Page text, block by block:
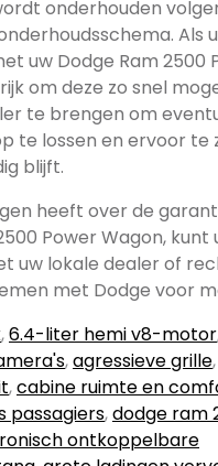
onderhouden
Als
uw Dodge Ram 2500
om deze zo snel
te brengen om
te lossen en ervoor te
blijft.
heeft over de
Power Wagon,
uw lokale dealer of
met Dodge voor
,6.4-liter hemi v8-motor
,agressieve grille,
,cabine ruimte en
passagiers,dodge ram
ontkoppelbare